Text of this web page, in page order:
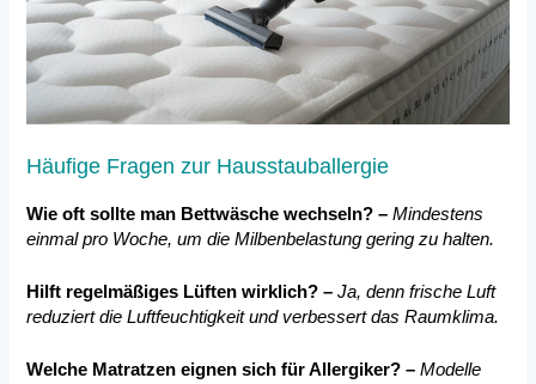
Häufige Fragen zur Hausstauballergie
Wie oft sollte man Bettwäsche wechseln? –Mindestens
einmal pro Woche, um die Milbenbelastung gering zu halten.
Hilft regelmäßiges Lüften wirklich? –Ja, denn frische Luft
reduziert die Luftfeuchtigkeit und verbessert das Raumklima.
Welche Matratzen eignen sich für Allergiker? –Modelle